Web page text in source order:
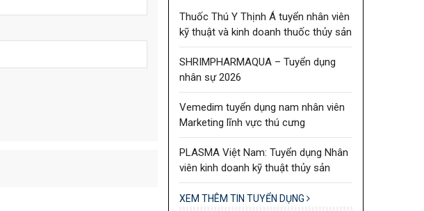
Thuốc Thú Y Thịnh Á tuyển nhân viên
kỹ thuật và kinh doanh thuốc thủy sản
SHRIMPHARMAQUA – Tuyển dụng
nhân sự 2026
Vemedim tuyển dụng nam nhân viên
Marketing lĩnh vực thú cưng
PLASMA Việt Nam: Tuyển dụng Nhân
viên kinh doanh kỹ thuật thủy sản
XEM THÊM TIN TUYỂN DỤNG